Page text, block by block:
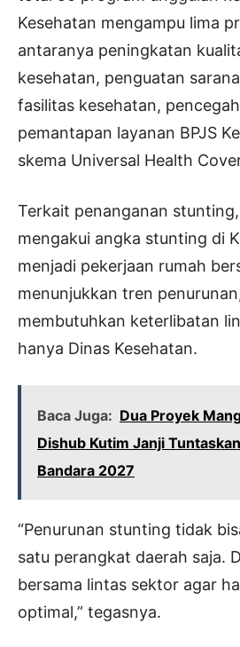
Kesehatan mengampu lima
antaranya peningkatan
kesehatan, penguatan
fasilitas kesehatan,
pemantapan layanan BPJS
skema Universal Health
Terkait penanganan
mengakui angka stunting di
menjadi pekerjaan rumah
menunjukkan tren
membutuhkan keterlibatan
hanya Dinas Kesehatan.
Baca Juga: Dua Proyek
Dishub Kutim Janji
Bandara 2027
“Penurunan stunting tidak
satu perangkat daerah saja.
bersama lintas sektor agar
optimal,” tegasnya.